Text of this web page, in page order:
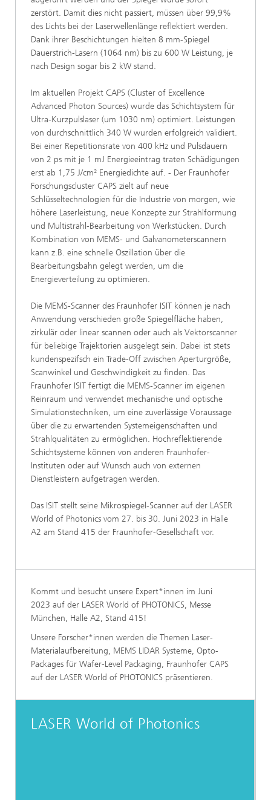
zerstört. Damit dies nicht passiert, müssen über 99,9%
des Lichts bei der Laserwellenlänge reflektiert werden.
Dank ihrer Beschichtungen hielten 8 mm-Spiegel
Dauerstrich-Lasern (1064 nm) bis zu 600 W Leistung, je
nach Design sogar bis 2 kW stand.
Im aktuellen Projekt CAPS (Cluster of Excellence
Advanced Photon Sources) wurde das Schichtsystem für
Ultra-Kurzpulslaser (um 1030 nm) optimiert. Leistungen
von durchschnittlich 340 W wurden erfolgreich validiert.
Bei einer Repetitionsrate von 400 kHz und Pulsdauern
von 2 ps mit je 1 mJ Energieeintrag traten Schädigungen
erst ab 1,75 J/cm² Energiedichte auf. - Der Fraunhofer
Forschungscluster CAPS zielt auf neue
Schlüsseltechnologien für die Industrie von morgen, wie
höhere Laserleistung, neue Konzepte zur Strahlformung
und Multistrahl-Bearbeitung von Werkstücken. Durch
Kombination von MEMS- und Galvanometerscannern
kann z.B. eine schnelle Oszillation über die
Bearbeitungsbahn gelegt werden, um die
Energieverteilung zu optimieren.
Die MEMS-Scanner des Fraunhofer ISIT können je nach
Anwendung verschieden große Spiegelfläche haben,
zirkulär oder linear scannen oder auch als Vektorscanner
für beliebige Trajektorien ausgelegt sein. Dabei ist stets
kundenspezifsch ein Trade-Off zwischen Aperturgröße,
Scanwinkel und Geschwindigkeit zu finden. Das
Fraunhofer ISIT fertigt die MEMS-Scanner im eigenen
Reinraum und verwendet mechanische und optische
Simulationstechniken, um eine zuverlässige Voraussage
über die zu erwartenden Systemeigenschaften und
Strahlqualitäten zu ermöglichen. Hochreflektierende
Schichtsysteme können von anderen Fraunhofer-
Instituten oder auf Wunsch auch von externen
Dienstleistern aufgetragen werden.
Das ISIT stellt seine Mikrospiegel-Scanner auf der LASER
World of Photonics vom 27. bis 30. Juni 2023 in Halle
A2 am Stand 415 der Fraunhofer-Gesellschaft vor.
Kommt und besucht unsere Expert*innen im Juni
2023 auf der LASER World of PHOTONICS, Messe
München, Halle A2, Stand 415!
Unsere Forscher*innen werden die Themen Laser-
Materialaufbereitung, MEMS LIDAR Systeme, Opto-
Packages für Wafer-Level Packaging, Fraunhofer CAPS
auf der LASER World of PHOTONICS präsentieren.
LASER World of Photonics